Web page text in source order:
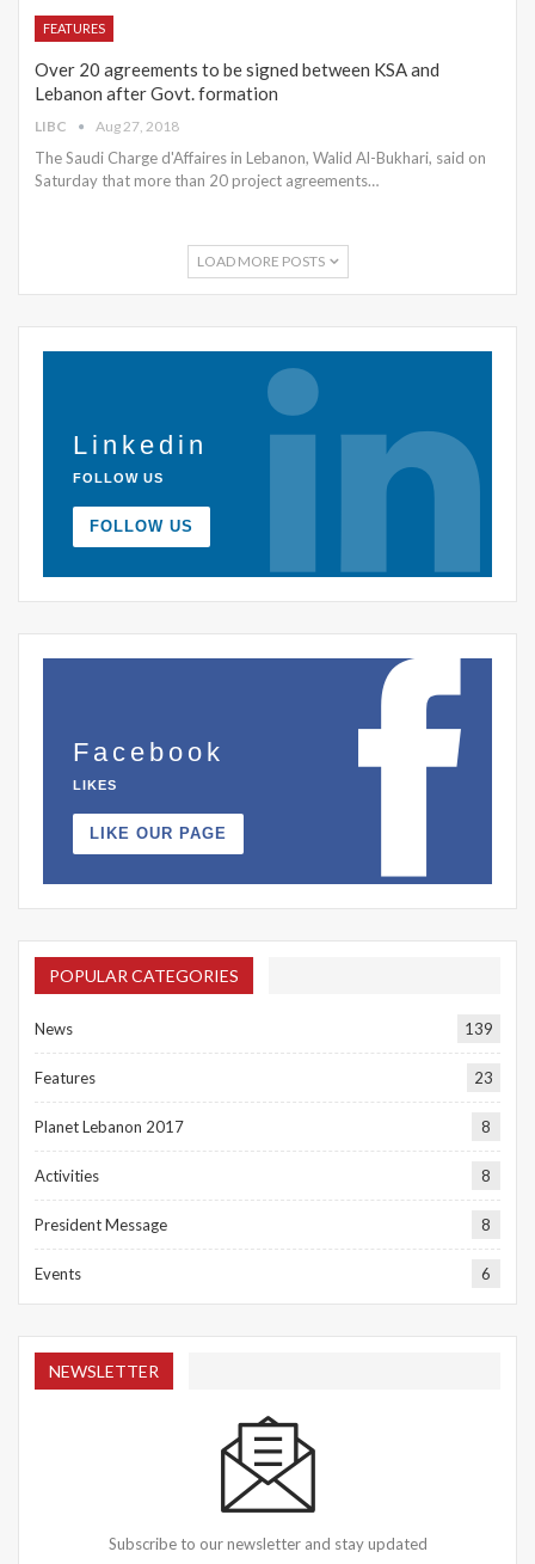
FEATURES
Over 20 agreements to be signed between KSA and
Lebanon after Govt. formation
LIBC Aug 27, 2018
The Saudi Charge d'Affaires in Lebanon, Walid Al-Bukhari, said on
Saturday that more than 20 project agreements…
LOAD MORE POSTS
Linkedin
FOLLOW US
FOLLOW US
Facebook
LIKES
LIKE OUR PAGE
POPULAR CATEGORIES
News 139
Features 23
Planet Lebanon 2017 8
Activities 8
President Message 8
Events 6
NEWSLETTER
Subscribe to our newsletter and stay updated